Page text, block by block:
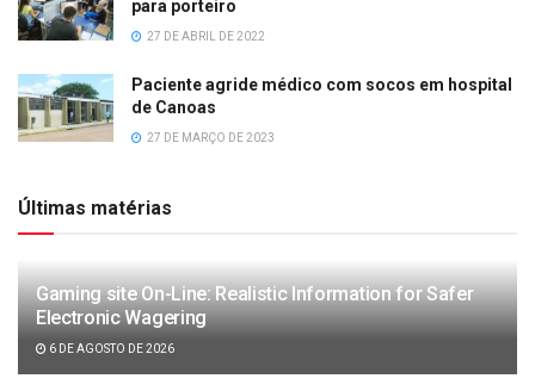
para porteiro
27 DE ABRIL DE 2022
Paciente agride médico com socos em hospital
de Canoas
27 DE MARÇO DE 2023
Últimas matérias
Gaming site On-Line: Realistic Information for Safer
Electronic Wagering
6 DE AGOSTO DE 2026